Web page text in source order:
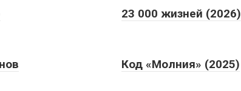
23 000 жизней (2026)
Код «Молния» (2025)